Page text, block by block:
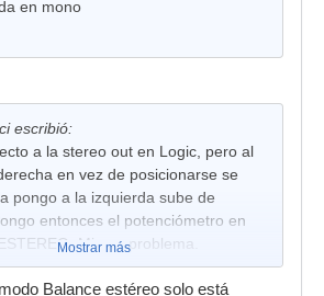
en mono
escribió:
a la stereo out en Logic, pero al
en vez de posicionarse se
pongo a la izquierda sube de
entonces el potenciómetro en
Mismo problema.
Mostrar más
Balance estéreo solo está